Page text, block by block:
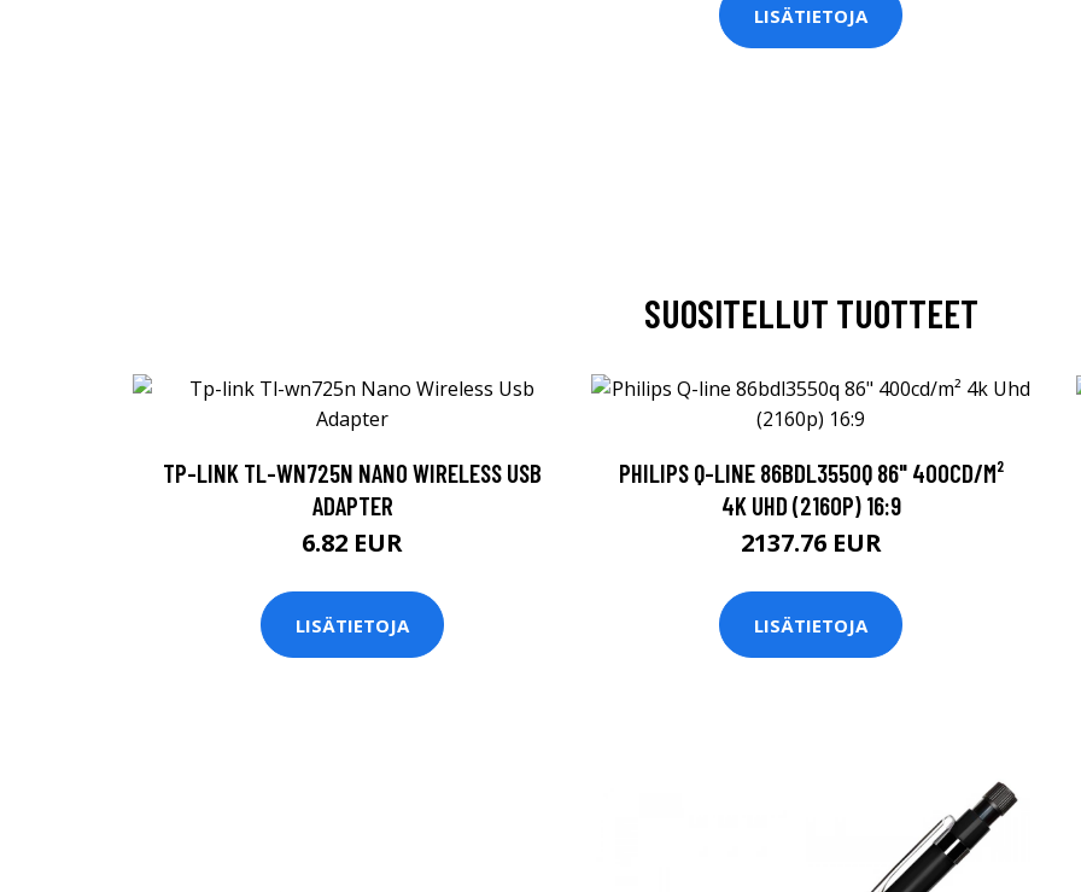
LISÄTIETOJA
SUOSITELLUT TUOTTEET
TP-LINK TL-WN725N NANO WIRELESS USB
ADAPTER
6.82 EUR
LISÄTIETOJA
PHILIPS Q-LINE 86BDL3550Q 86" 400CD/M²
4K UHD (2160P) 16:9
2137.76 EUR
LISÄTIETOJA